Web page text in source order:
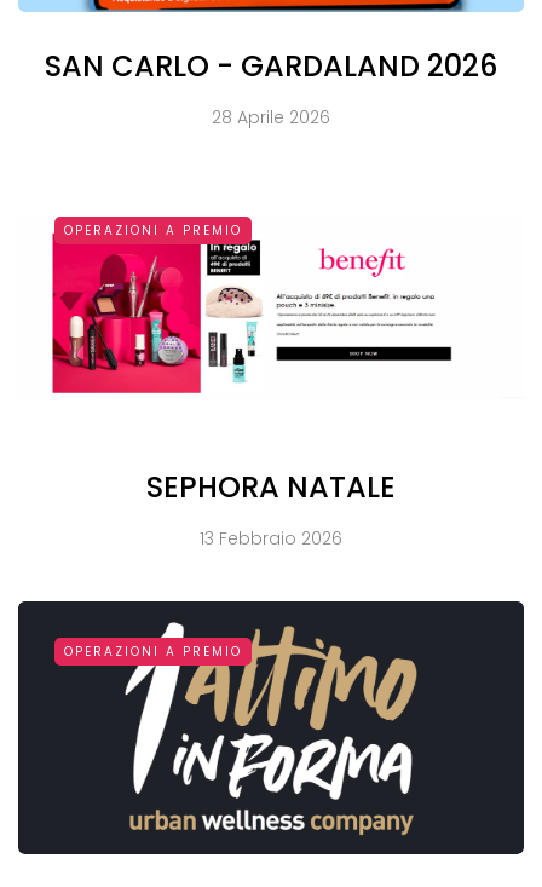
SAN CARLO - GARDALAND 2026
28 Aprile 2026
OPERAZIONI A PREMIO
SEPHORA NATALE
13 Febbraio 2026
OPERAZIONI A PREMIO